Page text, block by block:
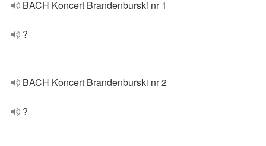
BACH Koncert Brandenburski nr 1
?
BACH Koncert Brandenburski nr 2
?